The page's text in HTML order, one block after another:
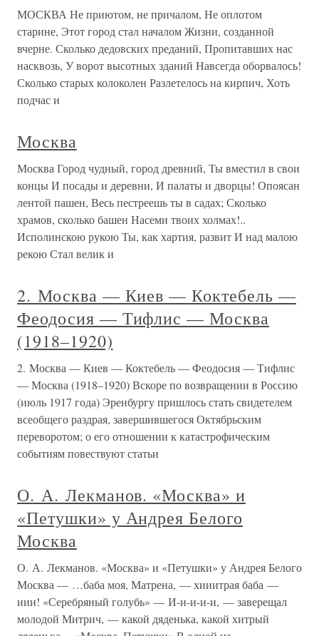
МОСКВА Не приютом, не причалом, Не оплотом
старине, Этот город стал началом Жизни, созданной
вчерне. Сколько дедовских преданий, Пропитавших нас
насквозь, У ворот высотных зданий Навсегда оборвалось!
Сколько старых колоколен Разлетелось на кирпич, Хоть
подчас и
Москва
Москва Город чудный, город древний, Ты вместил в свои
концы И посады и деревни, И палаты и дворцы! Опоясан
лентой пашен, Весь пестреешь ты в садах; Сколько
храмов, сколько башен Насеми твоих холмах!..
Исполинскою рукою Ты, как хартия, развит И над малою
рекою Стал велик и
2. Москва — Киев — Коктебель —
Феодосия — Тифлис — Москва
(1918–1920)
2. Москва — Киев — Коктебель — Феодосия — Тифлис
— Москва (1918–1920) Вскоре по возвращении в Россию
(июль 1917 года) Эренбургу пришлось стать свидетелем
всеобщего раздрая, завершившегося Октябрьским
переворотом; о его отношении к катастрофическим
событиям повествуют статьи
О. А. Лекманов. «Москва» и
«Петушки» у Андрея Белого
Москва
О. А. Лекманов. «Москва» и «Петушки» у Андрея Белого
Москва — …баба моя, Матрена, — хииитрая баба —
иии! «Серебряный голубь» — И-и-и-и-и, — заверещал
молодой Митрич, — какой дяденька, какой хитрый